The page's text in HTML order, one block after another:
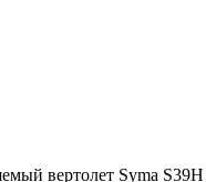
вертолет Syma